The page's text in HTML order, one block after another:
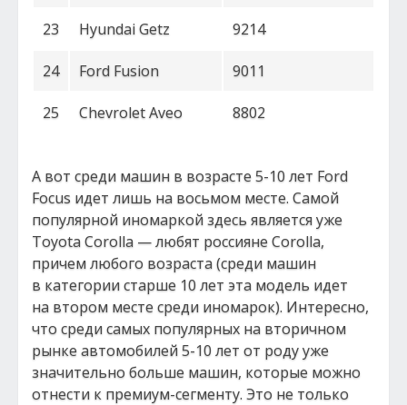
23 Hyundai Getz 9214
24 Ford Fusion 9011
25 Chevrolet Aveo 8802
А вот среди машин в возрасте 5-10 лет Ford
Focus идет лишь на восьмом месте. Самой
популярной иномаркой здесь является уже
Toyota Corolla — любят россияне Corolla,
причем любого возраста (среди машин
в категории старше 10 лет эта модель идет
на втором месте среди иномарок). Интересно,
что среди самых популярных на вторичном
рынке автомобилей 5-10 лет от роду уже
значительно больше машин, которые можно
отнести к премиум-сегменту. Это не только